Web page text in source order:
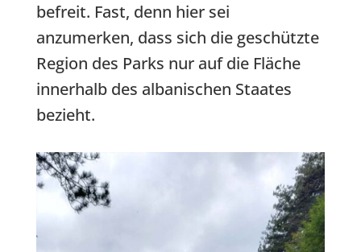
befreit. Fast, denn hier sei
anzumerken, dass sich die geschützte
Region des Parks nur auf die Fläche
innerhalb des albanischen Staates
bezieht.